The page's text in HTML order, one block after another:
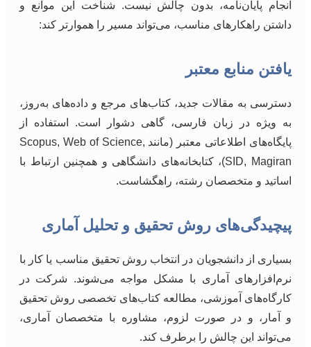
انجام پایان‌نامه، بدون چالش نیست. شناخت این موانع و
داشتن راهکارهای مناسب، می‌تواند مسیر را هموارتر کند:
یافتن منابع معتبر
دسترسی به مقالات جدید، کتاب‌های مرجع و داده‌های به‌روز،
به ویژه در زبان فارسی، گاهی دشوار است. استفاده از
پایگاه‌های اطلاعاتی معتبر (مانند Scopus, Web of Science,
SID, Magiran)، کتابخانه‌های دانشگاهی و همچنین ارتباط با
اساتید و متخصصان رشته، راهگشاست.
پیچیدگی‌های روش تحقیق و تحلیل آماری
بسیاری از دانشجویان در انتخاب روش تحقیق مناسب یا کار با
نرم‌افزارهای آماری با مشکل مواجه می‌شوند. شرکت در
کارگاه‌های آموزشی، مطالعه کتاب‌های تخصصی روش تحقیق
و آمار، و در صورت لزوم، مشاوره با متخصصان آماری،
می‌تواند این چالش را برطرف کند.